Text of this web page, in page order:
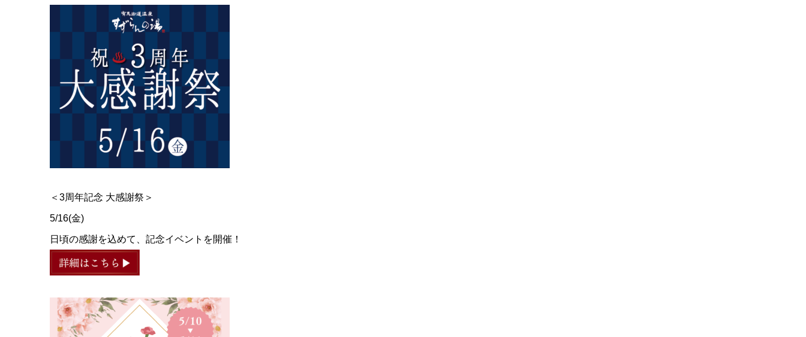
＜3周年記念 大感謝祭＞
5/16(金)
日頃の感謝を込めて、記念イベントを開催！